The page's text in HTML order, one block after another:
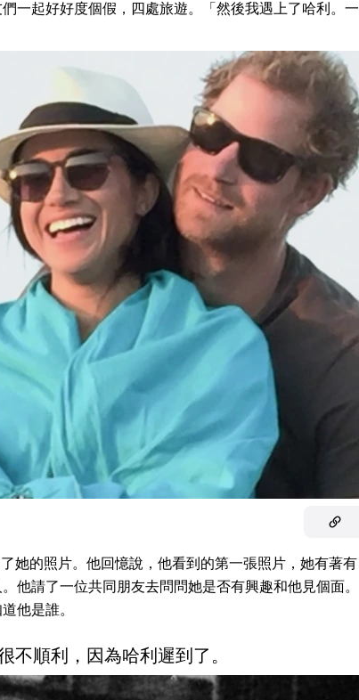
一起好好度個假，四處旅遊。「然後我遇上了哈利。一
她的照片。他回憶說，他看到的第一張照片，她有著有
他請了一位共同朋友去問問她是否有興趣和他見個面。
他是誰。
不順利，因為哈利遲到了。